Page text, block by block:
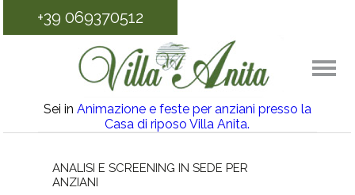
+39 069370512
Sei in Animazione e feste per anziani presso la
Casa di riposo Villa Anita.
ANALISI E SCREENING IN SEDE PER
ANZIANI